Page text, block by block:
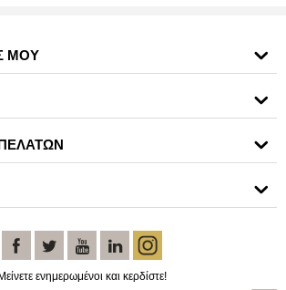
ΜΟΥ
Μείνετε ενημερωμένοι και κερδίστε!